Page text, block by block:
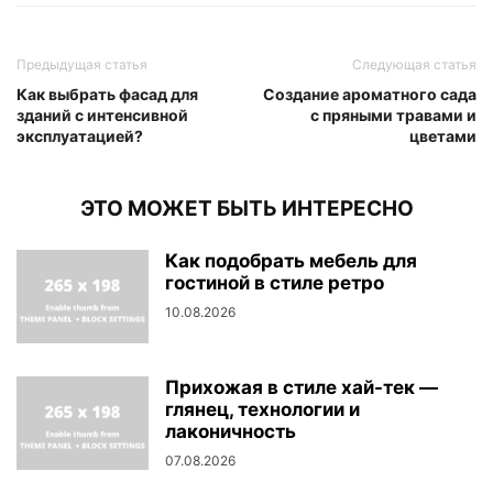
Предыдущая статья
Как выбрать фасад для
зданий с интенсивной
эксплуатацией?
Следующая статья
Создание ароматного сада
с пряными травами и
цветами
ЭТО МОЖЕТ БЫТЬ ИНТЕРЕСНО
Как подобрать мебель для
гостиной в стиле ретро
10.08.2026
Прихожая в стиле хай-тек —
глянец, технологии и
лаконичность
07.08.2026